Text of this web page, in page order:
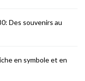
Des souvenirs au
en symbole et en